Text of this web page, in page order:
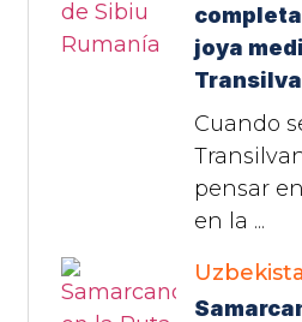
joya
Cuando
pensar
en la ...